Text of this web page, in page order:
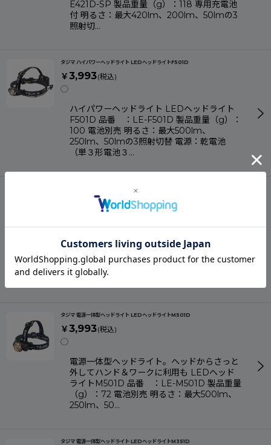
E421D-SP 製品重量（g）：118 専用充電池
付 明るさ：最大420lm、200lm、50lmの3
照射切…
タジマ ハイパワーヘッドライト LEDヘッドライトF501D
￥3,993(税込)
◯
ハイパワーヘッドライト LEDヘッドライト
F501D 品番 ：LE-F501D 製品重量（g）：
100 電池別売 明るさ：最大500lm、
250lm、50lmの3照射切替 電源：乾電池
（単３形電池３…
タジマ ハイパワーヘッドライト LEDヘッドライトF421D
3,479(税込)
F421D 品番 ：LE-F421D 製品重量（g）：
100 電池別売 明るさ：最大420lm、
200lm、50lmの3照射切替 電源：乾電池
（単３形電池３…
タジマ 電源一体型ヘッドライト LEDヘッドライトM501D
￥3,993(税込)
◯
電源一体型ヘッドライト。ヘッドからさっと
外してハンド＆ワークに利用も LEDヘッド
ライトM501D 品番 ：LE-M501D 製品重量
（g）：72 電池別売 明るさ：最大500lm、
250lm、50…
タジマ 電源一体型ヘッドライト LEDヘッドライトM351D